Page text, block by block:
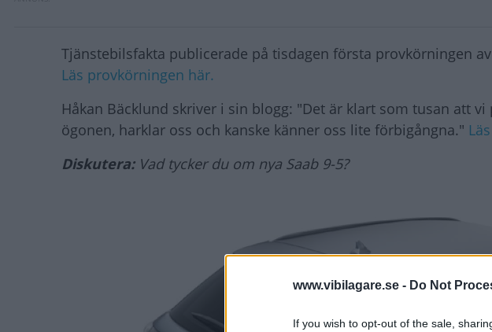
www.vibilagare.se - Do Not
If you wish to opt-out of the sale,
Tjänstebilsfakta publicerade på tisdagen första provkörningen
Läs provkörningen här.
Håkan Bäcklund skriver i sin blogg: "Det är klart som tusan att
ögonen, harklar oss och kanske känner oss lite förbigångna."
Diskutera: Vad tycker du om nya Saab 9-5?